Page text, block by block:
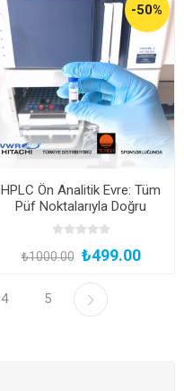
-50%
HPLC Ön Analitik Evre: Tüm
Püf Noktalarıyla Doğru
Standart ve Numune
Hazırlığı
₺1000.00 ₺499.00
4 5